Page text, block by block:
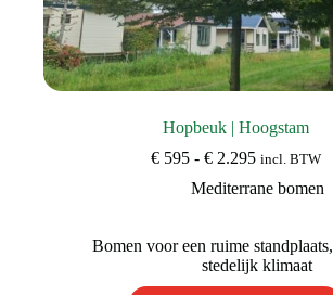
Hopbeuk | Hoogstam
€595 - €2.295Prijsklasse:
tot
incl. BTW
Mediterrane bomen
Bomen voor een ruime standplaats,
stedelijk klimaat